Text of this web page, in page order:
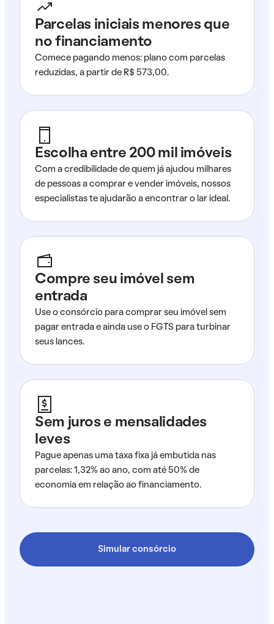
Parcelas iniciais menores que
no financiamento
Comece pagando menos: plano com parcelas
reduzidas, a partir de R$ 573,00.
Escolha entre 200 mil imóveis
Com a credibilidade de quem já ajudou milhares
de pessoas a comprar e vender imóveis, nossos
especialistas te ajudarão a encontrar o lar ideal.
Compre seu imóvel sem
entrada
Use o consórcio para comprar seu imóvel sem
pagar entrada e ainda use o FGTS para turbinar
seus lances.
Sem juros e mensalidades
leves
Pague apenas uma taxa fixa já embutida nas
parcelas: 1,32% ao ano, com até 50% de
economia em relação ao financiamento.
Simular consórcio